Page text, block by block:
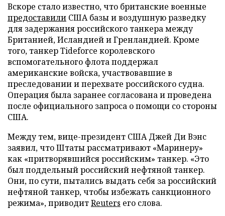
Вскоре стало известно, что британские военные
предоставили США базы и воздушную разведку
для задержания российского танкера между
Британией, Исландией и Гренландией. Кроме
того, танкер Tideforce королевского
вспомогательного флота поддержал
американские войска, участвовавшие в
преследовании и перехвате российского судна.
Операция была заранее согласована и проведена
после официального запроса о помощи со стороны
США.
Между тем, вице-президент США Джей Ди Вэнс
заявил, что Штаты рассматривают «Маринеру»
как «притворявшийся российским» танкер. «Это
был поддельный российский нефтяной танкер.
Они, по сути, пытались выдать себя за российский
нефтяной танкер, чтобы избежать санкционного
режима», приводитReuters его слова.